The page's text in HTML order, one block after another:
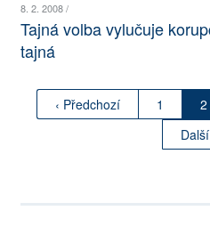
8. 2. 2008 /
Tajná volba vylučuje
tajná
‹ Předchozí 1 2
Další